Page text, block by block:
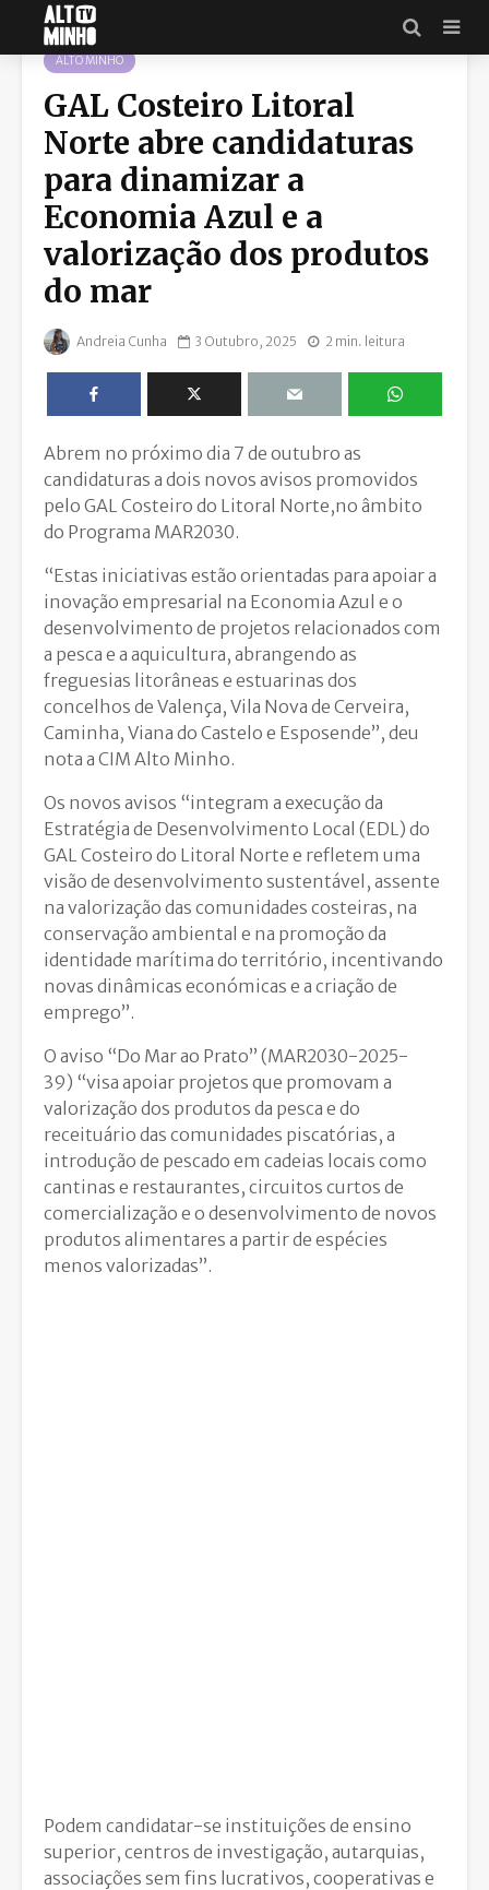
ALTO MINHO
GAL Costeiro Litoral
Norte abre candidaturas
para dinamizar a
Economia Azul e a
valorização dos produtos
do mar
Andreia Cunha 3 Outubro, 2025 2 min. leitura
Abrem no próximo dia 7 de outubro as
candidaturas a dois novos avisos promovidos
pelo GAL Costeiro do Litoral Norte,no âmbito
do Programa MAR2030.
“Estas iniciativas estão orientadas para apoiar a
inovação empresarial na Economia Azul e o
desenvolvimento de projetos relacionados com
a pesca e a aquicultura, abrangendo as
freguesias litorâneas e estuarinas dos
concelhos de Valença, Vila Nova de Cerveira,
Caminha, Viana do Castelo e Esposende”, deu
nota a CIM Alto Minho.
Os novos avisos “integram a execução da
Estratégia de Desenvolvimento Local (EDL) do
GAL Costeiro do Litoral Norte e refletem uma
visão de desenvolvimento sustentável, assente
na valorização das comunidades costeiras, na
conservação ambiental e na promoção da
identidade marítima do território, incentivando
novas dinâmicas económicas e a criação de
emprego”.
O aviso “Do Mar ao Prato” (MAR2030-2025-
39) “visa apoiar projetos que promovam a
valorização dos produtos da pesca e do
receituário das comunidades piscatórias, a
introdução de pescado em cadeias locais como
cantinas e restaurantes, circuitos curtos de
comercialização e o desenvolvimento de novos
produtos alimentares a partir de espécies
menos valorizadas”.
Podem candidatar-se instituições de ensino
superior, centros de investigação, autarquias,
associações sem fins lucrativos, cooperativas e